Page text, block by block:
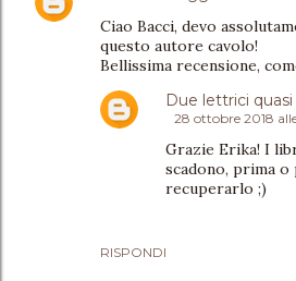
Ciao Bacci, devo
questo autore cavolo!
Bellissima recensione,
RISPONDI
Due lettrici
28 ottobre 2018 alle
Grazie Erika! I
scadono, prima
recuperarlo ;)